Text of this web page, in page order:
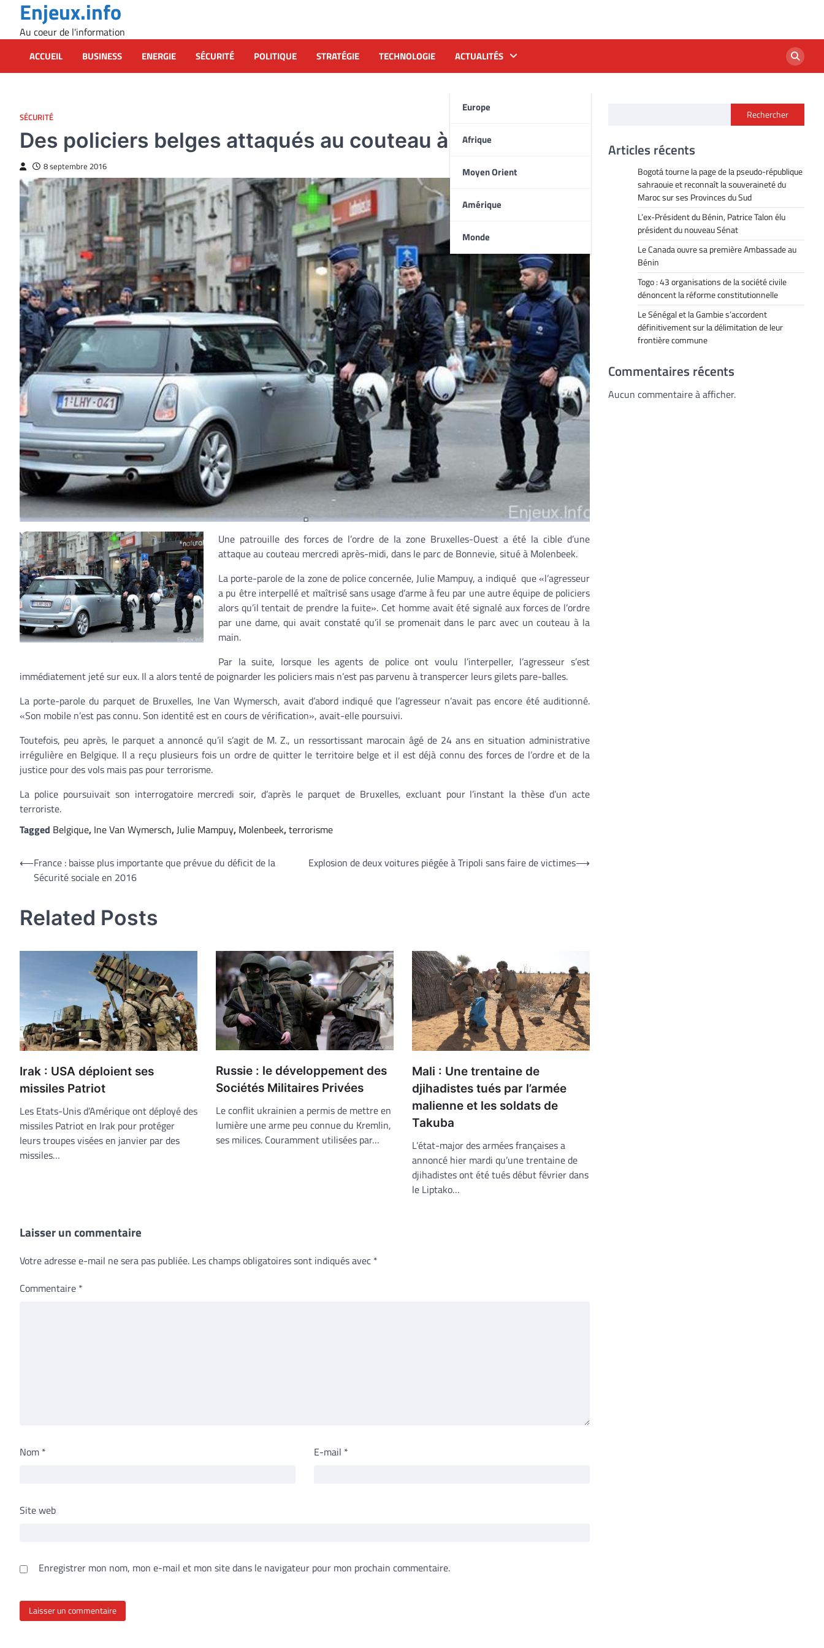
content
Enjeux.info
Au coeur de l'information
ACCUEIL BUSINESS ENERGIE SÉCURITÉ POLITIQUE STRATÉGIE TECHNOLOGIE ACTUALITÉS
Europe
Afrique
Moyen Orient
Amérique
Monde
SÉCURITÉ
Des policiers belges attaqués au couteau à Molenbeek
8 septembre 2016
Une patrouille des forces de l’ordre de la zone Bruxelles-Ouest a été la cible d’une
attaque au couteau mercredi après-midi, dans le parc de Bonnevie, situé à Molenbeek.
La porte-parole de la zone de police concernée, Julie Mampuy, a indiqué que «l’agresseur
a pu être interpellé et maîtrisé sans usage d’arme à feu par une autre équipe de policiers
alors qu’il tentait de prendre la fuite». Cet homme avait été signalé aux forces de l’ordre
par une dame, qui avait constaté qu’il se promenait dans le parc avec un couteau à la
main.
Par la suite, lorsque les agents de police ont voulu l’interpeller, l’agresseur s’est
immédiatement jeté sur eux. Il a alors tenté de poignarder les policiers mais n’est pas parvenu à transpercer leurs gilets pare-balles.
La porte-parole du parquet de Bruxelles, Ine Van Wymersch, avait d’abord indiqué que l’agresseur n’avait pas encore été auditionné.
«Son mobile n’est pas connu. Son identité est en cours de vérification», avait-elle poursuivi.
Toutefois, peu après, le parquet a annoncé qu’il s’agit de M. Z., un ressortissant marocain âgé de 24 ans en situation administrative
irrégulière en Belgique. Il a reçu plusieurs fois un ordre de quitter le territoire belge et il est déjà connu des forces de l’ordre et de la
justice pour des vols mais pas pour terrorisme.
La police poursuivait son interrogatoire mercredi soir, d’après le parquet de Bruxelles, excluant pour l’instant la thèse d’un acte
terroriste.
Tagged Belgique, Ine Van Wymersch,Julie Mampuy, Molenbeek,terrorisme
Navigation
⟵France : baisse plus importante que prévue du déficit de la
Sécurité sociale en 2016
Explosion de deux voitures piégée à Tripoli sans faire de victimes⟶
Related Posts
Irak : USA déploient ses
missiles Patriot
Les Etats-Unis d’Amérique ont déployé des
missiles Patriot en Irak pour protéger
leurs troupes visées en janvier par des
missiles…
Russie : le développement des
Sociétés Militaires Privées
Le conflit ukrainien a permis de mettre en
lumière une arme peu connue du Kremlin,
ses milices. Couramment utilisées par…
Mali : Une trentaine de
djihadistes tués par l’armée
malienne et les soldats de
Takuba
L’état-major des armées françaises a
annoncé hier mardi qu’une trentaine de
djihadistes ont été tués début février dans
le Liptako…
Laisser un commentaire
Votre adresse e-mail ne sera pas publiée. Les champs obligatoires sont indiqués avec *
Commentaire *
Nom * E-mail *
Site web
Enregistrer mon nom, mon e-mail et mon site dans le navigateur pour mon prochain commentaire.
Rechercher
Articles récents
Bogotá tourne la page de la pseudo-république
sahraouie et reconnaît la souveraineté du
Maroc sur ses Provinces du Sud
L’ex-Président du Bénin, Patrice Talon élu
président du nouveau Sénat
Le Canada ouvre sa première Ambassade au
Bénin
Togo : 43 organisations de la société civile
dénoncent la réforme constitutionnelle
Le Sénégal et la Gambie s’accordent
définitivement sur la délimitation de leur
frontière commune
Commentaires récents
Aucun commentaire à afficher.